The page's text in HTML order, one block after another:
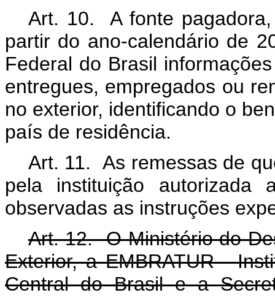
Art. 10. A fonte
partir do ano-calendário de
Federal do Brasil
entregues, empregados ou
no exterior, identificando o
país de residência.
Art. 11. As remessas de
pela instituição
observadas as instruções
Art. 12. O Ministério do
Exterior, a EMBRATUR -
Central do Brasil e a